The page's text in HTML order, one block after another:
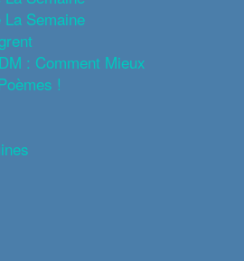
Semaine
: Comment Mieux
!